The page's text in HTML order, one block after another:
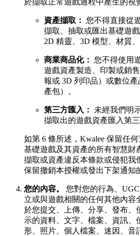
於擷取正常遊戲過程中產生的視
資產擷取： 您不得直接從
擷取、抽取或匯出基礎遊
2D 精靈、3D 模型、材質
商業商品化： 您不得使用
遊戲資產製造、印製或銷
報或 3D 列印品）或數位
產包）。
第三方匯入： 未經我們明
擷取出的遊戲資產匯入第
如第 6 條所述，Kwalee 保留任
基礎遊戲及其資產的所有智慧財
擷取或資產違反本條款或侵犯我
保留撤銷本授權或發出下架通知
您的內容。
您對您的行為、
立或與遊戲相關的任何其他內容
於您提交、上傳、分享、發布、
示的資料、文字、檔案、資訊、
形、照片、個人檔案、迷因、音